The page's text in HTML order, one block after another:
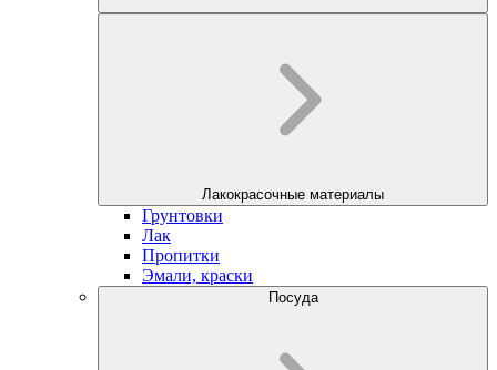
Лакокрасочные материалы
Грунтовки
Лак
Пропитки
Эмали, краски
Посуда